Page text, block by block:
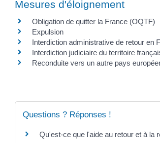
Mesures d'éloignement
Obligation de quitter la France (OQTF)
Expulsion
Interdiction administrative de retour en
Interdiction judiciaire du territoire
Reconduite vers un autre pays
Questions ? Réponses !
Qu'est-ce que l'aide au retour et à la